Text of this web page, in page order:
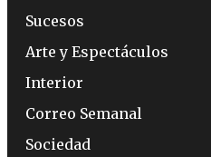
Sucesos
Arte y Espectáculos
Interior
Correo Semanal
Sociedad